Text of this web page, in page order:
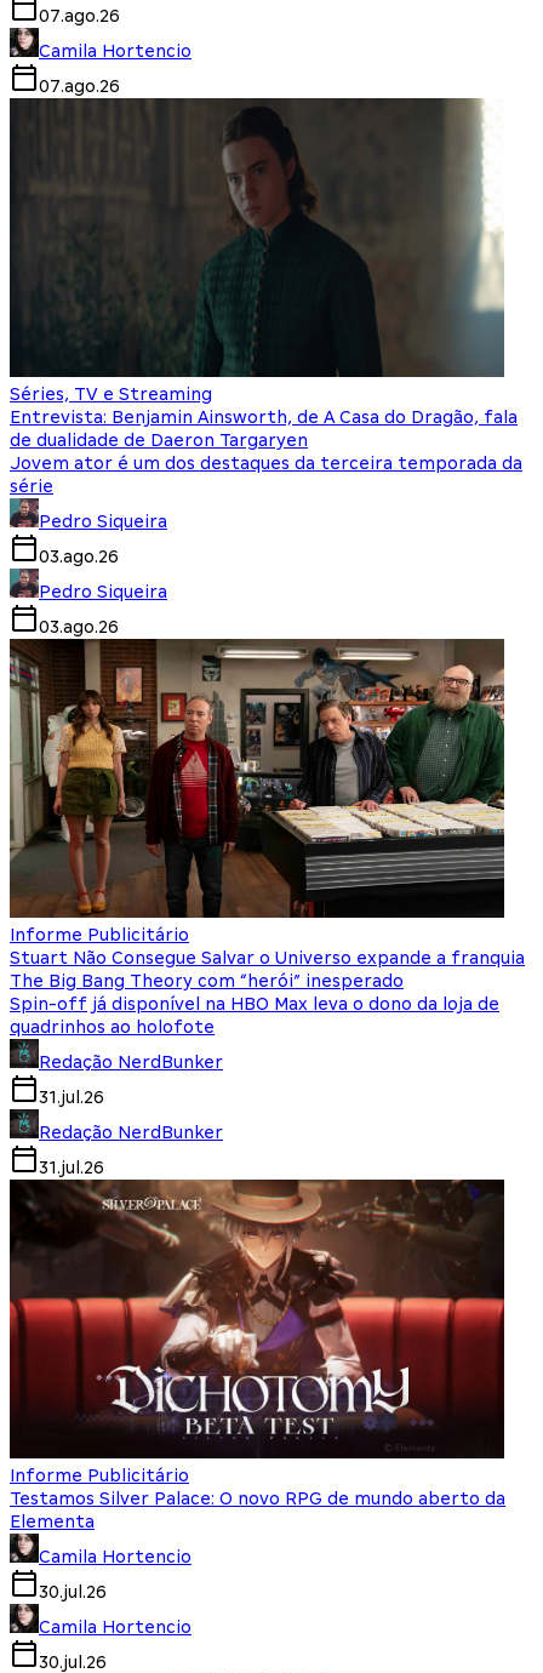
07.ago.26
Camila Hortencio
07.ago.26
Séries, TV e Streaming
Entrevista: Benjamin Ainsworth, de A Casa do Dragão, fala
de dualidade de Daeron Targaryen
Jovem ator é um dos destaques da terceira temporada da
série
Pedro Siqueira
03.ago.26
Pedro Siqueira
03.ago.26
Informe Publicitário
Stuart Não Consegue Salvar o Universo expande a franquia
The Big Bang Theory com “herói” inesperado
Spin-off já disponível na HBO Max leva o dono da loja de
quadrinhos ao holofote
Redação NerdBunker
31.jul.26
Redação NerdBunker
31.jul.26
Informe Publicitário
Testamos Silver Palace: O novo RPG de mundo aberto da
Elementa
Camila Hortencio
30.jul.26
Camila Hortencio
30.jul.26